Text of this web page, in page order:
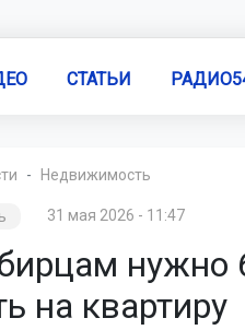
СТАТЬИ
Недвижимость
31 мая 2026 - 11:47
нужно
на квартиру